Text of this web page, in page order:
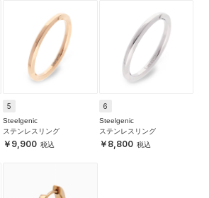
5
Steelgenic
ステンレスリング
9,900
6
Steelgenic
ステンレスリング
8,800